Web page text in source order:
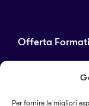
Per fornire le migliori
Offerta
Corsi di